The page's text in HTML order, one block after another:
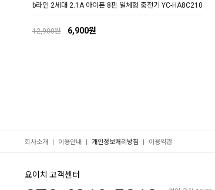
b라인 2세대 2.1A 아이폰 8핀 일체형 충전기 YC-HA8C210
12,900원 6,900원
회사소개 | 이용안내 | 개인정보처리방침 | 이용약관
요이치 고객센터